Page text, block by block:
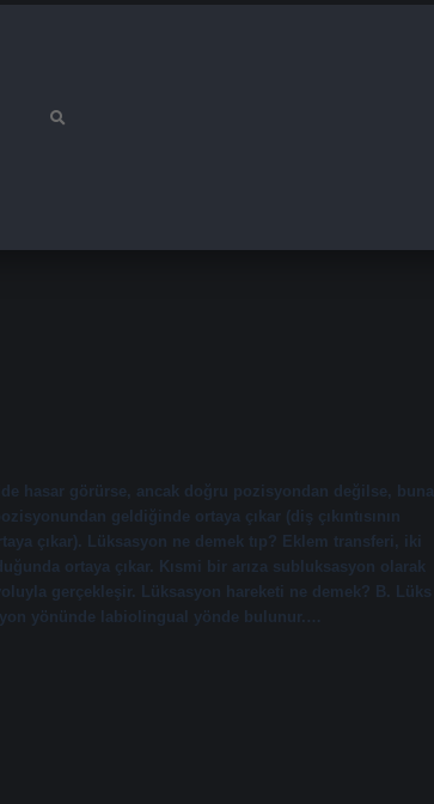
hasar görürse, ancak doğru pozisyondan değilse, buna
geldiğinde ortaya çıkar (diş çıkıntısının
çıkar). Lüksasyon ne demek tıp? Eklem transferi, iki
ortaya çıkar. Kısmi bir arıza subluksasyon olarak
gerçekleşir. Lüksasyon hareketi ne demek? B. Lüks
yönünde labiolingual yönde bulunur.…